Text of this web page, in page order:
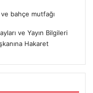
bahçe mutfağı
ve Yayın Bilgileri
Hakaret